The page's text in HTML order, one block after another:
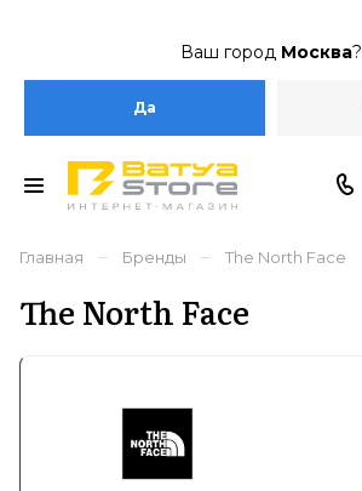
Ваш город Москва?
Да
Главная – Бренды – The North Face
The North Face